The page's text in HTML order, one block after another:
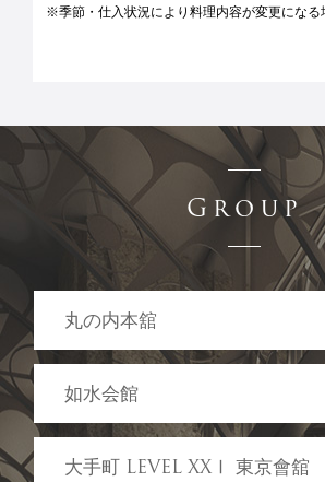
※季節・仕入状況により料理内容が変更になる
Group
丸の内本舘
03-3215-2111 (代)
如水会館
03-3261-1101 (代)
大手町 LEVEL XXⅠ 東京會舘